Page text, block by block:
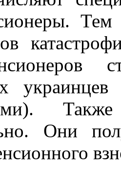
Они